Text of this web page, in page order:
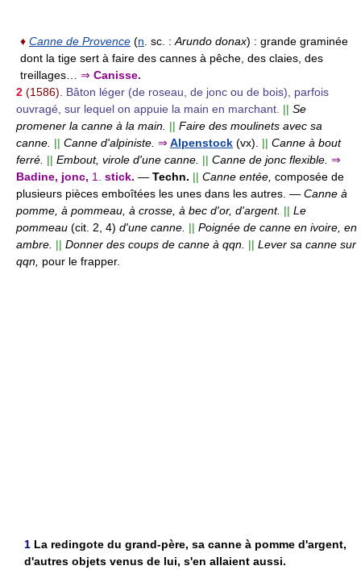
♦ Canne de Provence (n . sc. : Arundo donax) : grande graminée
dont la tige sert à faire des cannes à pêche, des claies, des
treillages…
⇒ Canisse.
2 (1586).
Bâton léger (de roseau, de jonc ou de bois), parfois
ouvragé, sur lequel on appuie la main en marchant. || Se
promener la canne à la main. || Faire des moulinets avec sa
canne. || Canne d'alpiniste. ⇒ Alpenstock (vx). || Canne à bout
ferré. || Embout, virole d'une canne. || Canne de jonc flexible. ⇒
Badine, jonc, 1. stick. — Techn. || Canne entée, composée de
plusieurs pièces emboîtées les unes dans les autres. — Canne à
pomme, à pommeau, à crosse, à bec d'or, d'argent. || Le
pommeau (cit. 2, 4) d'une canne. || Poignée de canne en ivoire, en
ambre. || Donner des coups de canne à qqn. || Lever sa canne sur
qqn, pour le frapper.
1 La redingote du grand-père, sa canne à pomme d'argent,
d'autres objets venus de lui, s'en allaient aussi.